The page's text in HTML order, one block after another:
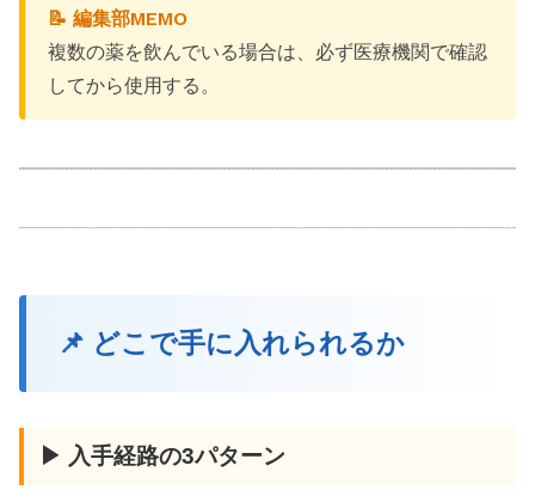
📝 編集部MEMO
複数の薬を飲んでいる場合は、必ず医療機関で確認
してから使用する。
📌 どこで手に入れられるか
▶ 入手経路の3パターン